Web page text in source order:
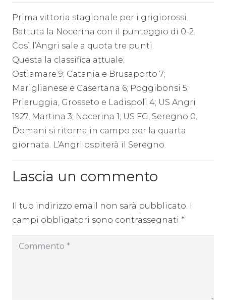
Prima vittoria stagionale per i grigiorossi.
Battuta la Nocerina con il punteggio di 0-2.
Così l’Angri sale a quota tre punti.
Questa la classifica attuale:
Ostiamare 9; Catania e Brusaporto 7;
Mariglianese e Casertana 6; Poggibonsi 5;
Priaruggia, Grosseto e Ladispoli 4; US Angri
1927, Martina 3; Nocerina 1; US FG, Seregno 0.
Domani si ritorna in campo per la quarta
giornata. L’Angri ospiterà il Seregno.
Lascia un commento
Il tuo indirizzo email non sarà pubblicato. I
campi obbligatori sono contrassegnati *